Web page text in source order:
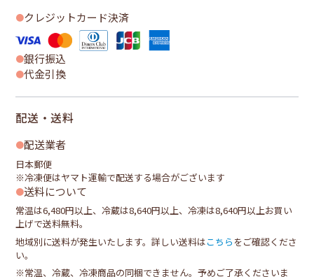
クレジットカード決済
銀行振込
代金引換
配送・送料
配送業者
日本郵便
※冷凍便はヤマト運輸で配送する場合がございます
送料について
常温は6,480円以上、冷蔵は8,640円以上、冷凍は8,640円以上お買い
上げで送料無料。
地域別に送料が発生いたします。詳しい送料はこちら をご確認くださ
い。
※常温、冷蔵、冷凍商品の同梱できません。予めご了承くださいま